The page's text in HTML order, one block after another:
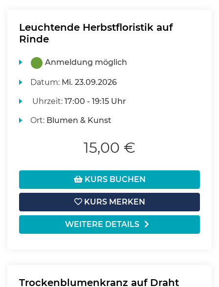
Leuchtende Herbstfloristik auf
Rinde
Anmeldung möglich
Datum: Mi. 23.09.2026
Uhrzeit:17:00 - 19:15 Uhr
Ort: Blumen & Kunst
15,00 €
KURS BUCHEN
KURS MERKEN
WEITERE DETAILS
Trockenblumenkranz auf Draht